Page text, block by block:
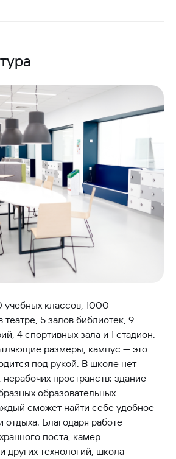
классов, 1000
театре, 5 залов библиотек, 9
4 спортивных зала и 1 стадион.
размеры, кампус — это
под рукой. В школе нет
пространств: здание
образовательных
сможет найти себе удобное
отдыха. Благодаря работе
поста, камер
других технологий, школа —